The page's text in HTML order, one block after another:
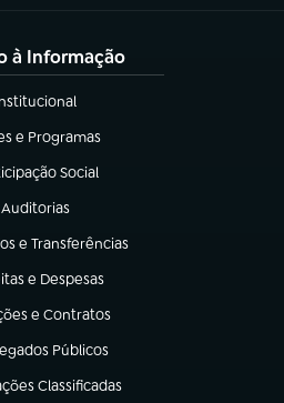
à Informação
em nova aba)
e Programas
em nova aba)
Social
em nova aba)
Auditorias
(abre em nova aba)
e Transferências
nova aba)
e Despesas
em nova aba)
e Contratos
nova aba)
Públicos
nova aba)
Classificadas
nova aba)